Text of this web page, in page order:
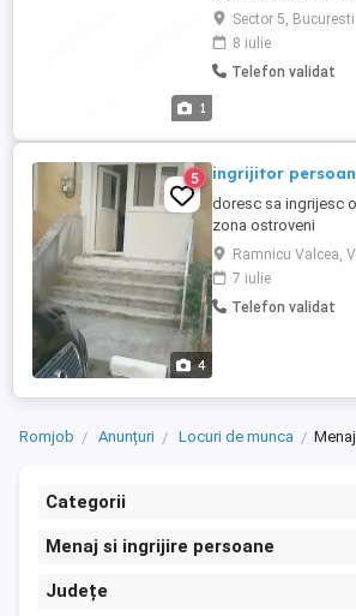
1
curatenie si ordine -
rufe - facut mancare
persoana -
magazinele din
Sector 5, Bucuresti
8 iulie
Telefon validat
4
5 ingrijitor
doresc sa ingrijesc
zona ostroveni
Ramnicu Valcea,
7 iulie
Telefon validat
Romjob Anunțuri Locuri de munca
Categorii
Menaj si ingrijire persoane
Județe